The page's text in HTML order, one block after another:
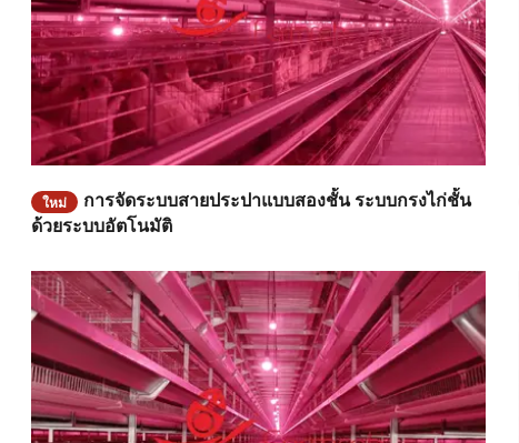
ใหม่
การจัดระบบสายประปาแบบสองชั้น ระบบกรงไก่ชั้น
ด้วยระบบอัตโนมัติ